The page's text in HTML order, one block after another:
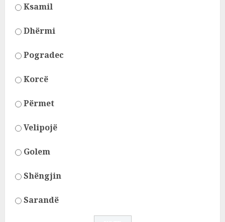
Ksamil
Dhërmi
Pogradec
Korcë
Përmet
Velipojë
Golem
Shëngjin
Sarandë